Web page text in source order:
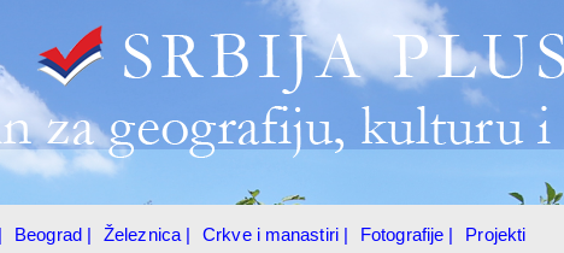
Beograd | Železnica | Crkve i manastiri | Fotografije | Projekti